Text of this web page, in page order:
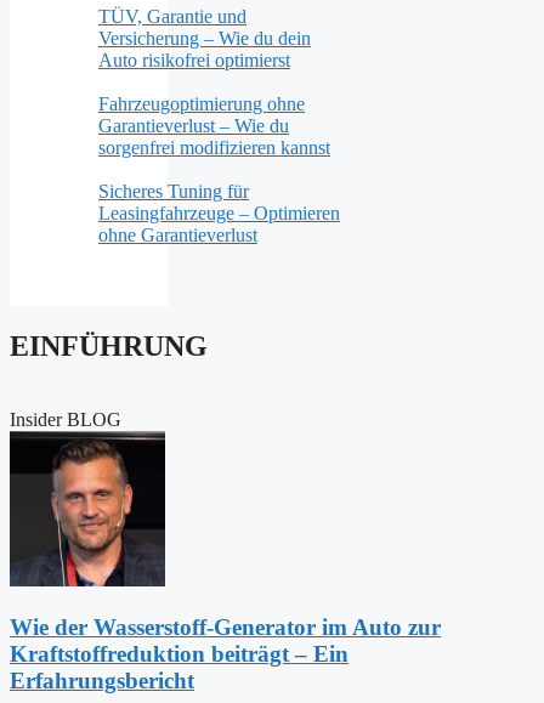
TÜV, Garantie und
Versicherung – Wie du dein
Auto risikofrei optimierst
Fahrzeugoptimierung ohne
Garantieverlust – Wie du
sorgenfrei modifizieren kannst
Sicheres Tuning für
Leasingfahrzeuge – Optimieren
ohne Garantieverlust
EINFÜHRUNG
Insider BLOG
Wie der Wasserstoff-Generator im Auto zur
Kraftstoffreduktion beiträgt – Ein
Erfahrungsbericht